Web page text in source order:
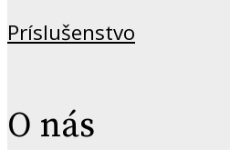
Príslušenstvo
O nás